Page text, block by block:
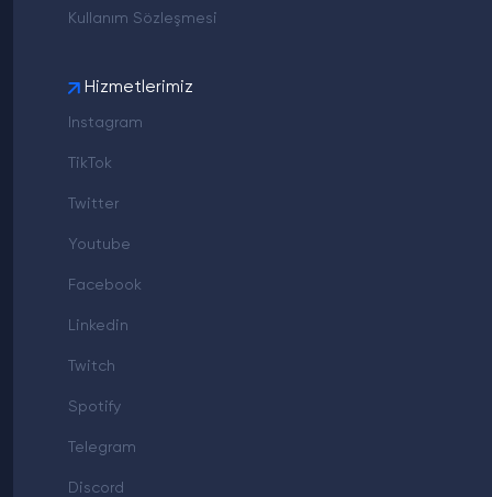
Kullanım Sözleşmesi
Hizmetlerimiz
Instagram
TikTok
Twitter
Youtube
Facebook
Linkedin
Twitch
Spotify
Telegram
Discord